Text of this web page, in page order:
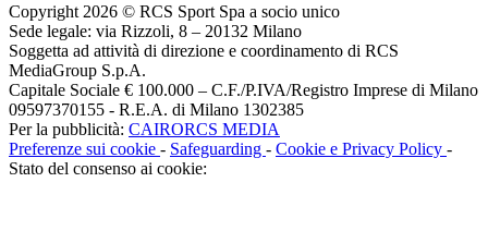
Copyright 2026 © RCS Sport Spa a socio unico
Sede legale: via Rizzoli, 8 – 20132 Milano
Soggetta ad attività di direzione e coordinamento di RCS
MediaGroup S.p.A.
Capitale Sociale € 100.000 – C.F./P.IVA/Registro Imprese di Milano
09597370155 - R.E.A. di Milano 1302385
Per la pubblicità: CAIRORCS MEDIA
Preferenze sui cookie - Safeguarding - Cookie e Privacy Policy -
Stato del consenso ai cookie: